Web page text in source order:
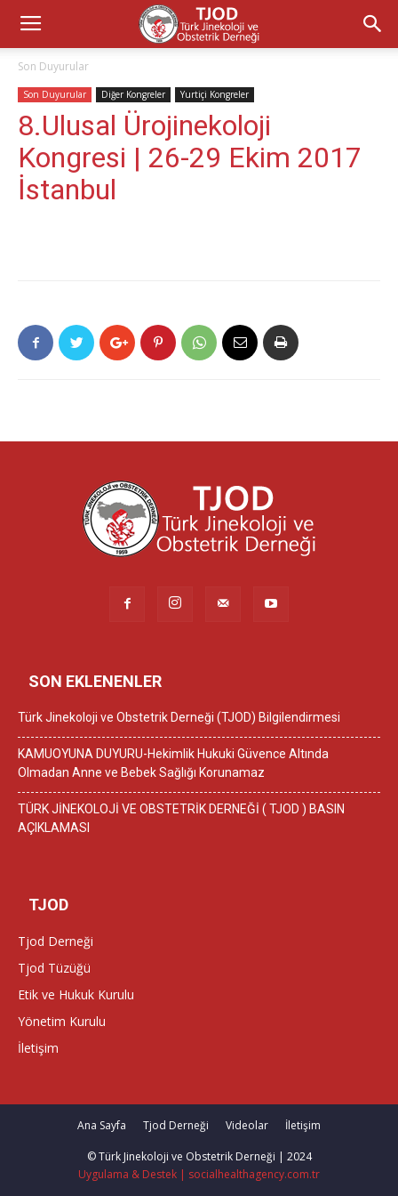
Son Duyurular
Son Duyurular Diğer Kongreler Yurtiçi Kongreler
8.Ulusal Ürojinekoloji
Kongresi | 26-29 Ekim 2017
İstanbul
SON EKLENENLER
Türk Jinekoloji ve Obstetrik Derneği (TJOD) Bilgilendirmesi
KAMUOYUNA DUYURU-Hekimlik Hukuki Güvence Altında
Olmadan Anne ve Bebek Sağlığı Korunamaz
TÜRK JİNEKOLOJİ VE OBSTETRİK DERNEĞİ ( TJOD ) BASIN
AÇIKLAMASI
TJOD
Tjod Derneği
Tjod Tüzüğü
Etik ve Hukuk Kurulu
Yönetim Kurulu
İletişim
Ana Sayfa Tjod Derneği Videolar İletişim
© Türk Jinekoloji ve Obstetrik Derneği | 2024
Uygulama & Destek | socialhealthagency.com.tr